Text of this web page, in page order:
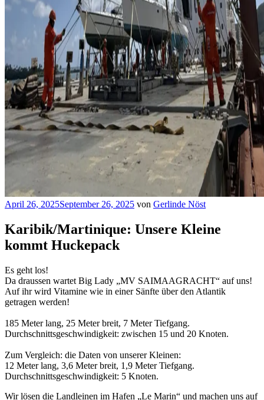
Veröffentlicht
April 26, 2025September 26, 2025 von Gerlinde Nöst
Karibik/Martinique: Unsere Kleine
kommt Huckepack
Es geht los!
Da draussen wartet Big Lady „MV SAIMAAGRACHT“ auf uns!
Auf ihr wird Vitamine wie in einer Sänfte über den Atlantik
getragen werden!
185 Meter lang, 25 Meter breit, 7 Meter Tiefgang.
Durchschnittsgeschwindigkeit: zwischen 15 und 20 Knoten.
Zum Vergleich: die Daten von unserer Kleinen:
12 Meter lang, 3,6 Meter breit, 1,9 Meter Tiefgang.
Durchschnittsgeschwindigkeit: 5 Knoten.
Wir lösen die Landleinen im Hafen „Le Marin“ und machen uns auf